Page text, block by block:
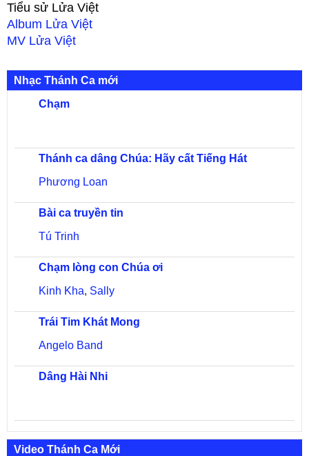
Tiểu sử Lửa Việt
Album Lửa Việt
MV Lửa Việt
Nhạc Thánh Ca mới
Chạm
Thánh ca dâng Chúa: Hãy cất Tiếng Hát
Phương Loan
Bài ca truyền tin
Tú Trinh
Chạm lòng con Chúa ơi
Kinh Kha, Sally
Trái Tim Khát Mong
Angelo Band
Dâng Hài Nhi
Video Thánh Ca Mới